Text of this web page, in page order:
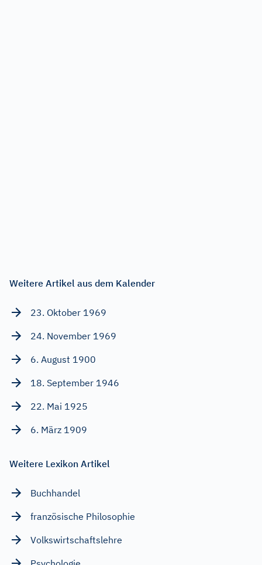
Weitere Artikel aus dem Kalender
23. Oktober 1969
24. November 1969
6. August 1900
18. September 1946
22. Mai 1925
6. März 1909
Weitere Lexikon Artikel
Buchhandel
französische Philosophie
Volkswirtschaftslehre